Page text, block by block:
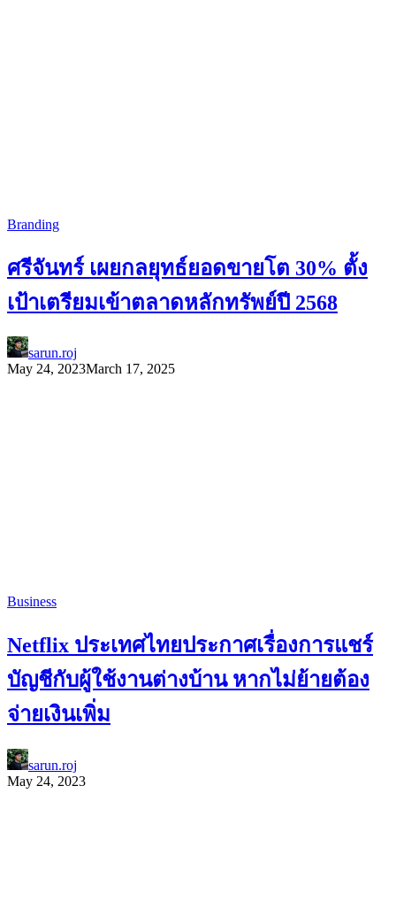
Branding
ศรีจันทร์ เผยกลยุทธ์ยอดขายโต 30% ตั้ง
เป้าเตรียมเข้าตลาดหลักทรัพย์ปี 2568
sarun.roj
May 24, 2023March 17, 2025
Business
Netflix ประเทศไทยประกาศเรื่องการแชร์
บัญชีกับผู้ใช้งานต่างบ้าน หากไม่ย้ายต้อง
จ่ายเงินเพิ่ม
sarun.roj
May 24, 2023